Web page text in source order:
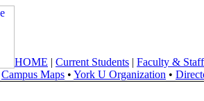
HOME | Current Students | Faculty & Staff
Campus Maps • York U Organization •